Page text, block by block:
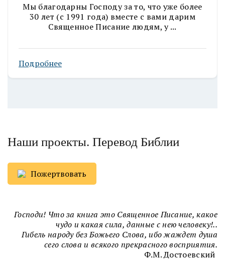
Мы благодарны Господу за то, что уже более
30 лет (с 1991 года) вместе с вами дарим
Священное Писание людям, у ...
Подробнее
Наши проекты. Перевод Библии
Пожертвовать
Господи! Что за книга это Священное Писание, какое
чудо и какая сила, данные с нею человеку!..
Гибель народу без Божьего Слова, ибо жаждет душа
сего слова и всякого прекрасного восприятия.
Ф.М. Достоевский